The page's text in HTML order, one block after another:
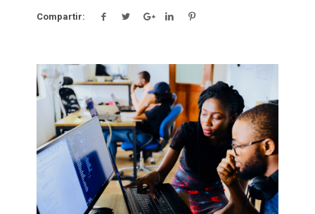
Compartir:
Click para leer más.